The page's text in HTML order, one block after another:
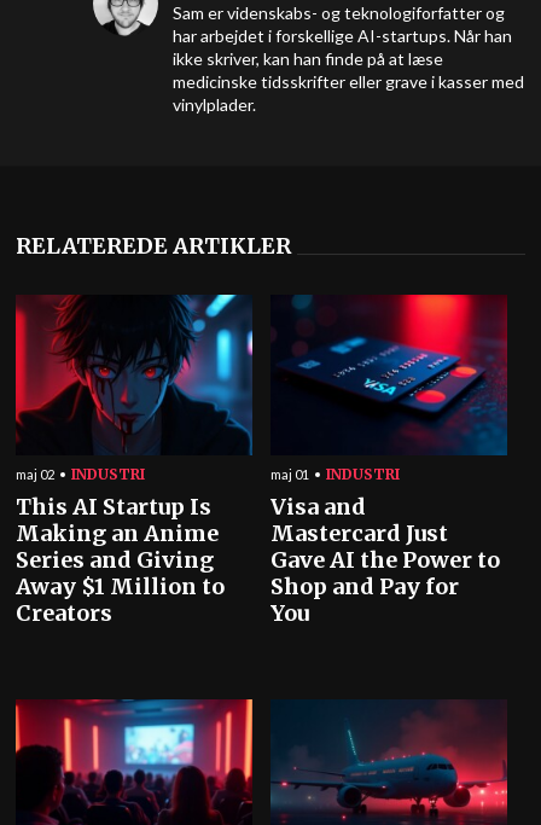
Sam er videnskabs- og teknologiforfatter og
har arbejdet i forskellige AI-startups. Når han
ikke skriver, kan han finde på at læse
medicinske tidsskrifter eller grave i kasser med
vinylplader.
RELATEREDE ARTIKLER
maj 02 INDUSTRI
This AI Startup Is
Making an Anime
Series and Giving
Away $1 Million to
Creators
maj 01 INDUSTRI
Visa and
Mastercard Just
Gave AI the Power to
Shop and Pay for
You